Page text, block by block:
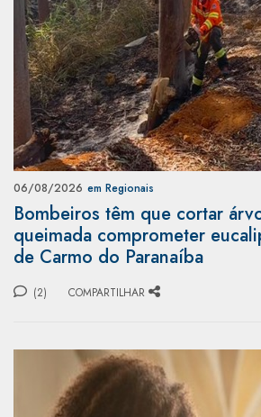
06/08/2026 em Regionais
Bombeiros têm que cortar
queimada comprometer
de Carmo do Paranaíba
(2) COMPARTILHAR